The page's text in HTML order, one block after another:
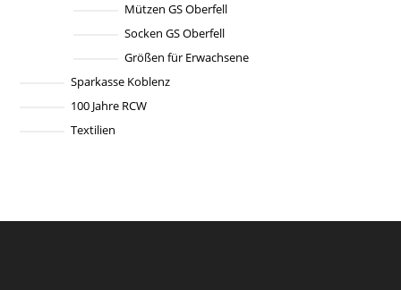
Mützen GS Oberfell
Socken GS Oberfell
Größen für Erwachsene
Sparkasse Koblenz
100 Jahre RCW
Textilien